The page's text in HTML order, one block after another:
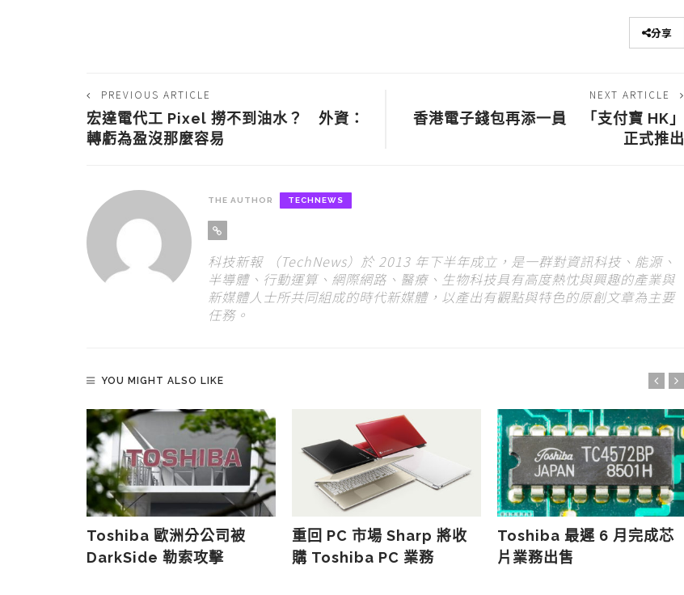
分享
PREVIOUS ARTICLE
宏達電代工 Pixel 撈不到油水？ 外資：
轉虧為盈沒那麼容易
NEXT ARTICLE
香港電子錢包再添一員 「支付寶 HK」
正式推出
THE AUTHOR TECHNEWS
科技新報 （TechNews）於 2013 年下半年成立，是一群對資訊科技、能源、
半導體、行動運算、網際網路、醫療、生物科技具有高度熱忱與興趣的產業與
新媒體人士所共同組成的時代新媒體，以產出有觀點與特色的原創文章為主要
任務。
YOU MIGHT ALSO LIKE
Toshiba 歐洲分公司被
DarkSide 勒索攻擊
重回 PC 市場 Sharp 將收
購 Toshiba PC 業務
Toshiba 最遲 6 月完成芯
片業務出售